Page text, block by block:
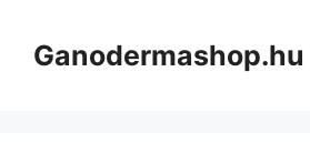
tartalomba
Ganodermashop.hu